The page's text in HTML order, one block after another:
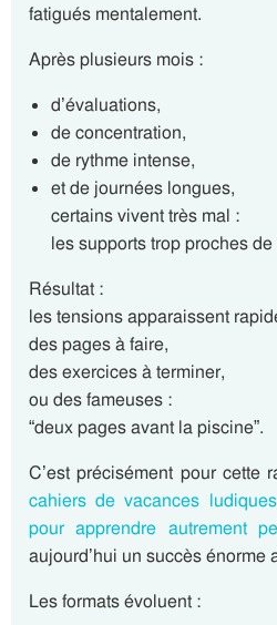
fatigués mentalement.
Après plusieurs mois :
d’évaluations,
de concentration,
de rythme intense,
et de journées longues,
certains vivent très mal :
les supports trop proches de
Résultat :
les tensions apparaissent
des pages à faire,
des exercices à terminer,
ou des fameuses :
“deux pages avant la piscine”.
C’est précisément pour cette
cahiers de vacances
pour apprendre autrement
aujourd’hui un succès énorme
Les formats évoluent :